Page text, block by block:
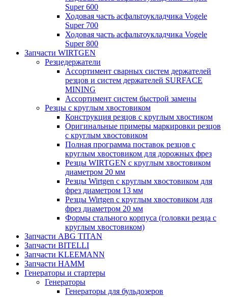
Super 600
Ходовая часть асфальтоукладчика Vogele
Super 700
Ходовая часть асфальтоукладчика Vogele
Super 800
Запчасти WIRTGEN
Резцедержатели
Ассортимент сварных систем держателей
резцов и систем держателей SURFACE
MINING
Ассортимент систем быстрой замены
Резцы с круглым хвостовиком
Конструкция резцов с круглым хвостиком
Оригинальные примеры маркировки резцов
с круглым хвостовиком
Полная программа поставок резцов с
круглым хвостовиком для дорожных фрез
Резцы WIRTGEN с круглым хвостовиком
диаметром 20 мм
Резцы Wirtgen с круглым хвостовиком для
фрез диаметром 13 мм
Резцы Wirtgen с круглым хвостовиком для
фрез диаметром 20 мм
Формы стального корпуса (головки резца с
круглым хвостовиком)
Запчасти ABG TITAN
Запчасти BITELLI
Запчасти KLEEMANN
Запчасти HAMM
Генераторы и стартеры
Генераторы
Генераторы для бульдозеров